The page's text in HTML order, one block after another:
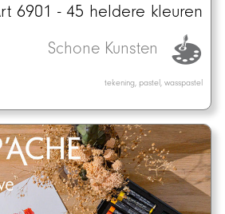
6901 - 45 heldere kleuren
Schone Kunsten
tekening, pastel, wasspastel